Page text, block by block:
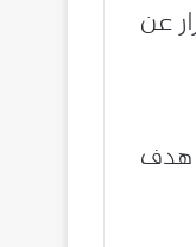
عن
هدف